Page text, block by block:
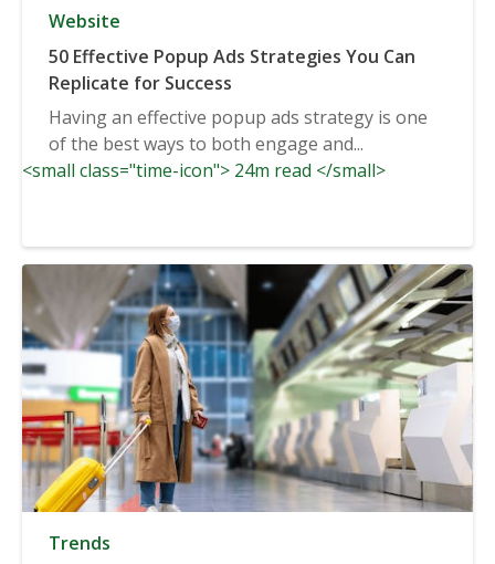
Website
50 Effective Popup Ads Strategies You Can
Replicate for Success
Having an effective popup ads strategy is one
of the best ways to both engage and...
<small class="time-icon"> 24m read </small>
Trends